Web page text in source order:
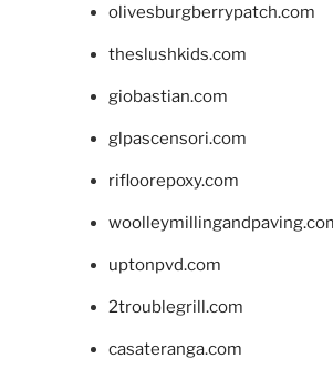
olivesburgberrypatch.com
theslushkids.com
giobastian.com
glpascensori.com
rifloorepoxy.com
uptonpvd.com
2troublegrill.com
casateranga.com